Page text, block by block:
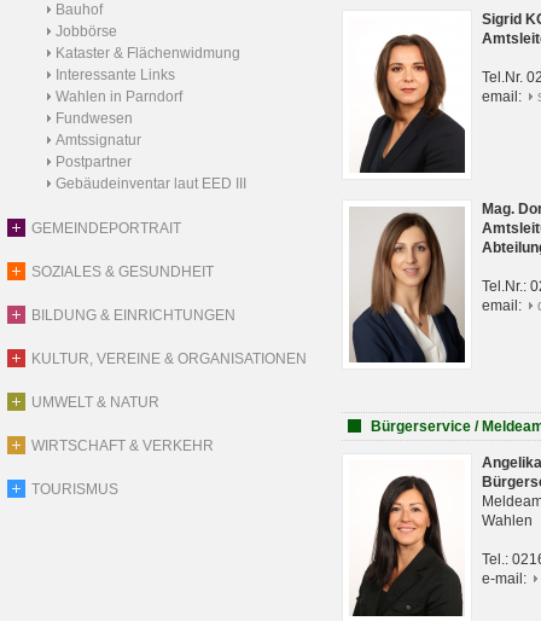
Bauhof
Jobbörse
Kataster & Flächenwidmung
Interessante Links
Wahlen in Parndorf
Fundwesen
Amtssignatur
Postpartner
Gebäudeinventar laut EED III
GEMEINDEPORTRAIT
SOZIALES & GESUNDHEIT
BILDUNG & EINRICHTUNGEN
KULTUR, VEREINE & ORGANISATIONEN
UMWELT & NATUR
WIRTSCHAFT & VERKEHR
TOURISMUS
Sigrid
Tel.Nr.
email:
Mag.
Tel.Nr.:
email:
Bürgerservice /
Wahlen
Tel.:
e-mail: